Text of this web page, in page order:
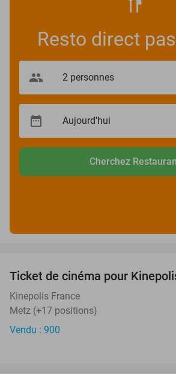
Resto direct
Cherchez
OUT
Ticket de cinéma pour
Kinepolis France
Metz (+17 positions)
Vendu : 900